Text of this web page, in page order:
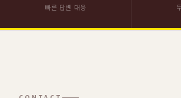
빠른 답변 대응